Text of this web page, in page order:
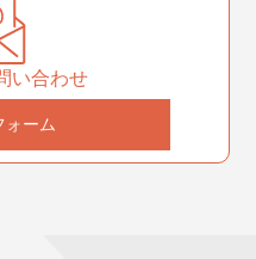
い合わせ
ォーム